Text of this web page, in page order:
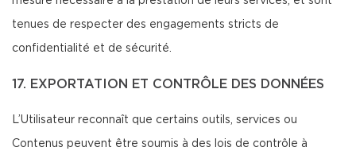
tenues de respecter des engagements stricts de
confidentialité et de sécurité.
17. EXPORTATION ET CONTRÔLE DES DONNÉES
L’Utilisateur reconnaît que certains outils, services ou
Contenus peuvent être soumis à des lois de contrôle à